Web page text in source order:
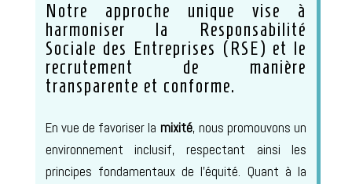
Notre approche unique vise à
harmoniser la Responsabilité
Sociale des Entreprises (RSE) et le
recrutement de manière
transparente et conforme.
En vue de favoriser la mixité, nous promouvons un
environnement inclusif, respectant ainsi les
principes fondamentaux de l’équité. Quant à la